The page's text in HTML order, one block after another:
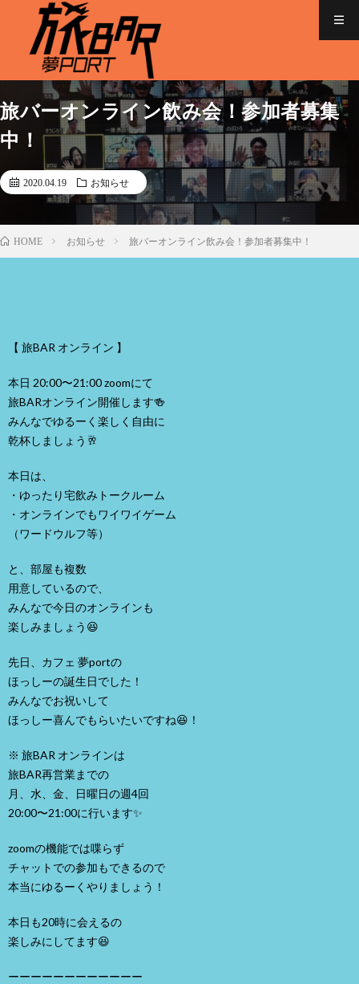
旅バーオンライン飲み会！参加者募集
中！
2020.04.19 お知らせ
HOME お知らせ 旅バーオンライン飲み会！参加者募集中！
【 旅BAR オンライン 】
本日 20:00〜21:00 zoomにて
旅BARオンライン開催します🍻
みんなでゆるーく楽しく自由に
乾杯しましょう🥂
本日は、
・ゆったり宅飲みトークルーム
・オンラインでもワイワイゲーム
（ワードウルフ等）
と、部屋も複数
用意しているので、
みんなで今日のオンラインも
楽しみましょう😆
先日、カフェ 夢portの
ほっしーの誕生日でした！
みんなでお祝いして
ほっしー喜んでもらいたいですね😆！
※ 旅BAR オンラインは
旅BAR再営業までの
月、水、金、日曜日の週4回
20:00〜21:00に行います✨
zoomの機能では喋らず
チャットでの参加もできるので
本当にゆるーくやりましょう！
本日も20時に会えるの
楽しみにしてます😆
ーーーーーーーーーーーー